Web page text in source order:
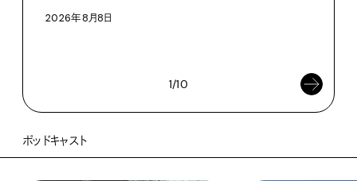
2026年8月8日
1/10
ポッドキャスト